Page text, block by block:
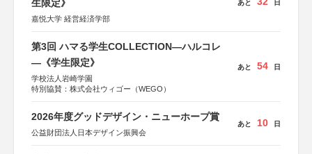
生限定》
嘉悦大学 経営経済学部
あと 日
第3回 ハマる学生COLLECTION―ハルコレ
―《学生限定》
学校法人岩崎学園
特別協賛：株式会社ウィゴー（WEGO）
あと 54 日
2026年度グッドデザイン・ニューホープ賞
公益財団法人日本デザイン振興会
あと 10 日